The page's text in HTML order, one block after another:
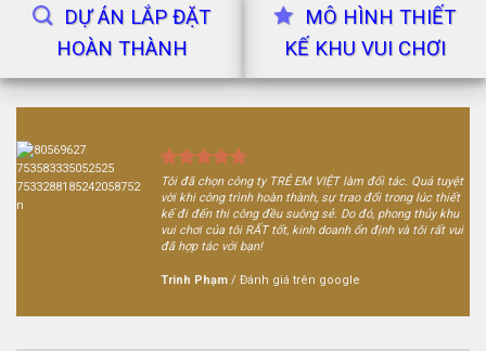
DỰ ÁN LẮP ĐẶT
HOÀN THÀNH
MÔ HÌNH THIẾT
KẾ KHU VUI CHƠI
Tôi đã chọn công ty TRẺ EM VIỆT làm đối tác. Quá tuyệt
vời khi công trình hoàn thành, sự trao đổi trong lúc thiết
kế đi đến thi công đều suông sẻ. Do đó, phong thủy khu
vui chơi của tôi RẤT tốt, kinh doanh ổn định và tôi rất vui
đã hợp tác với bạn!
Trinh Phạm / Đánh giá trên google